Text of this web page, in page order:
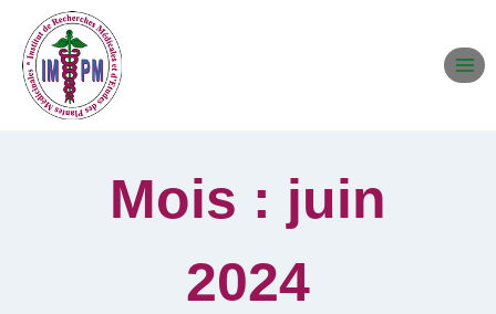
Mois : juin
2024